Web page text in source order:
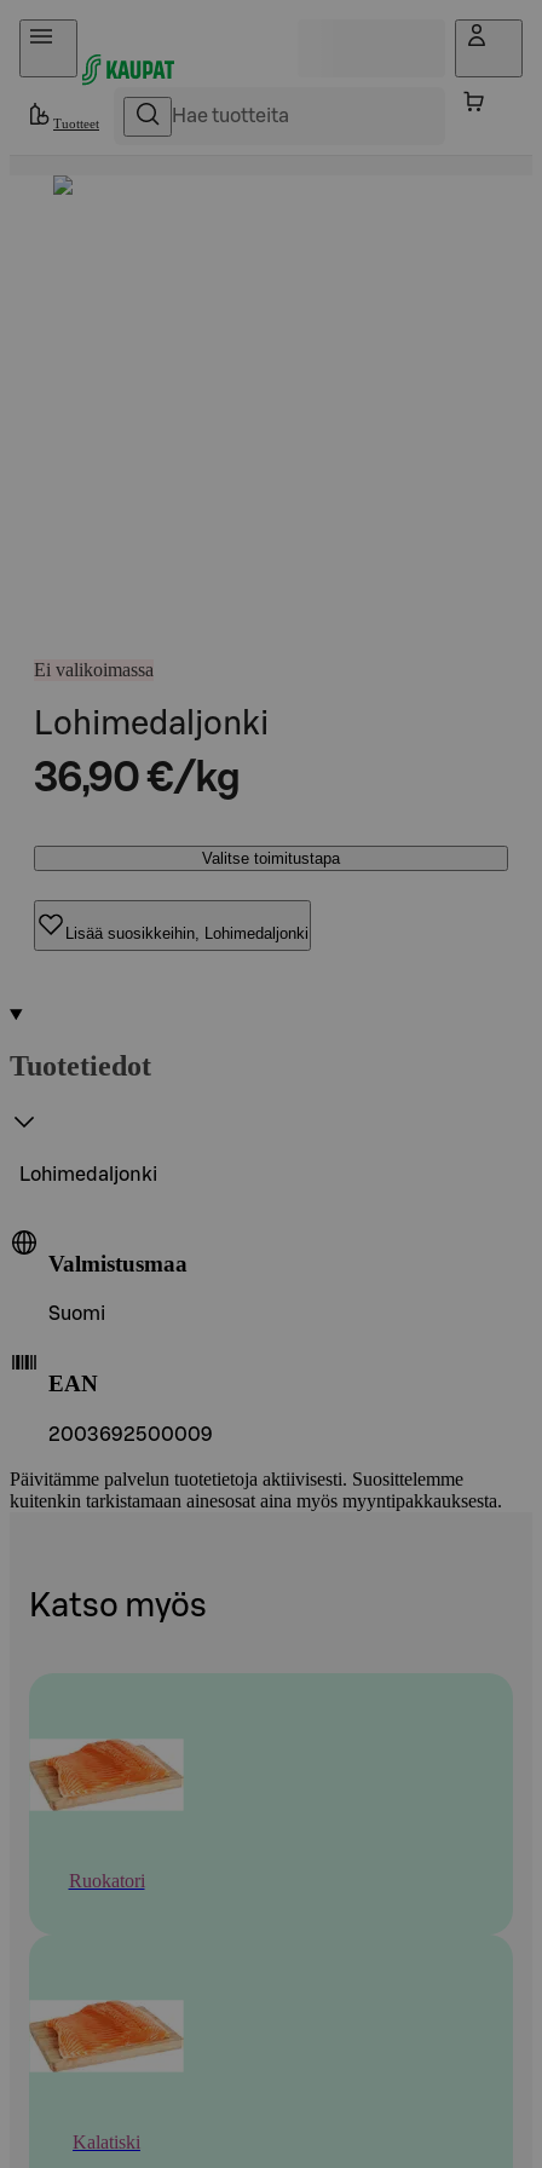
Hyppää sisältöön
Tuotteet
Ei valikoimassa
Lohimedaljonki
36,90 €/kg
Valitse toimitustapa
Lisää suosikkeihin, Lohimedaljonki
Tuotetiedot
Lohimedaljonki
Valmistusmaa
Suomi
EAN
2003692500009
Päivitämme palvelun tuotetietoja aktiivisesti. Suosittelemme
kuitenkin tarkistamaan ainesosat aina myös myyntipakkauksesta.
Katso myös
Ruokatori
Kalatiski